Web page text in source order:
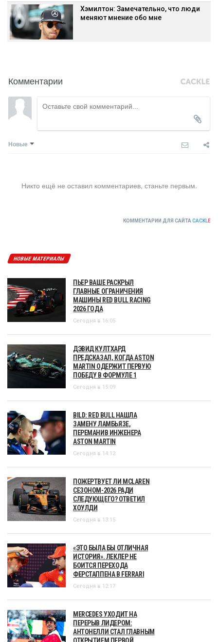
Хэмилтон: Замечательно, что люди
меняют мнение обо мне
Комментарии
Новые
Никто ещё не оставил комментариев, станьте первым.
КОММЕНТАРИИ ДЛЯ САЙТА CACKLE
НОВЫЕ МАТЕРИАЛЫ
ПЬЕР ВАШЕ РАСКРЫЛ
ГЛАВНЫЕ ОГРАНИЧЕНИЯ
МАШИНЫ RED BULL RACING
2026 ГОДА
Сегодня в 16:05
ДЭВИД КУЛТХАРД
ПРЕДСКАЗАЛ, КОГДА ASTON
MARTIN ОДЕРЖИТ ПЕРВУЮ
ПОБЕДУ В ФОРМУЛЕ 1
Сегодня в 15:09
BILD: RED BULL НАШЛА
ЗАМЕНУ ЛАМБЬЯЗЕ,
ПЕРЕМАНИВ ИНЖЕНЕРА
ASTON MARTIN
Сегодня в 14:12
ПОЖЕРТВУЕТ ЛИ MCLAREN
СЕЗОНОМ-2026 РАДИ
СЛЕДУЮЩЕГО? ОТВЕТИЛ
ХОУЛДИ
Сегодня в 13:15
«ЭТО БЫЛА БЫ ОТЛИЧНАЯ
ИСТОРИЯ». ЛЕКЛЕР НЕ
БОИТСЯ ПЕРЕХОДА
ФЕРСТАППЕНА В FERRARI
Сегодня в 12:17
MERCEDES УХОДИТ НА
ПЕРЕРЫВ ЛИДЕРОМ:
АНТОНЕЛЛИ СТАЛ ГЛАВНЫМ